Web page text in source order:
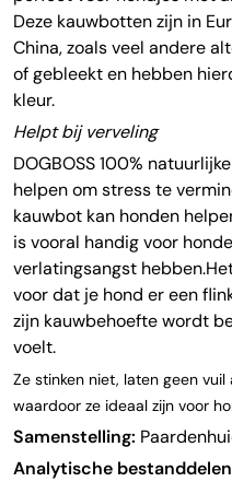
Deze kauwbotten zijn in
China, zoals veel andere
of gebleekt en hebben
kleur.
Helpt bij verveling
DOGBOSS 100%
helpen om stress te
kauwbot kan honden
is vooral handig voor
verlatingsangst
voor dat je hond er een
zijn kauwbehoefte wordt
voelt.
Ze stinken niet, laten geen
waardoor ze ideaal zijn voor
Samenstelling:
Analytische